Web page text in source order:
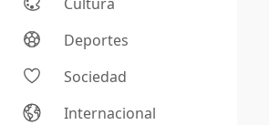
Deportes
Sociedad
Internacional